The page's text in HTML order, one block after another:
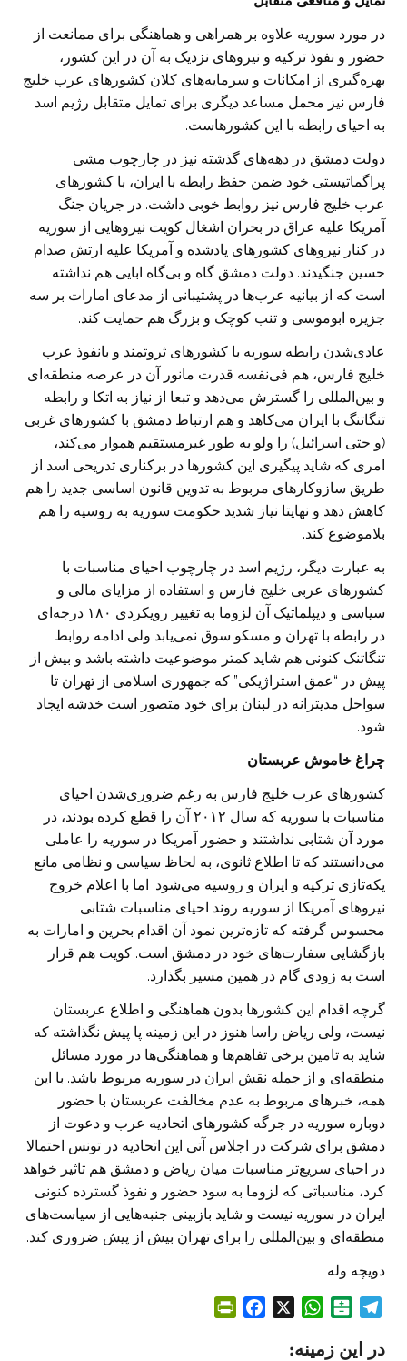
در مورد سوریه علاوه بر همراهی و هماهنگی برای ممانعت از
حضور و نفوذ ترکیه و نیروهای نزدیک به آن در این کشور،
بهره‌گیری از امکانات و سرمایه‌های کلان کشورهای عرب خلیج
فارس نیز محمل مساعد دیگری برای تمایل متقابل رژیم اسد
به احیای رابطه با این کشورهاست.
دولت دمشق در دهه‌های گذشته نیز در چارچوب مشی
پراگماتیستی خود ضمن حفظ رابطه با ایران، با کشورهای
عرب خلیج فارس نیز روابط خوبی داشت. در جریان جنگ
آمریکا علیه عراق در بحران اشغال کویت نیروهایی از سوریه
در کنار نیروهای کشورهای یادشده و آمریکا علیه ارتش صدام
حسین جنگیدند. دولت دمشق گاه و بی‌گاه ابایی هم نداشته
است که از بیانیه عرب‌ها در پشتیبانی از مدعای امارات بر سه
جزیره ابوموسی و تنب کوچک و بزرگ هم حمایت کند.
عادی‌شدن رابطه سوریه با کشورهای ثروتمند و بانفوذ عرب
خلیج فارس، هم فی‌نفسه قدرت مانور آن در عرصه منطقه‌ای
و بین‌المللی را گسترش می‌دهد و تبعا از نیاز به اتکا و رابطه
تنگاتنگ با ایران می‌کاهد و هم ارتباط دمشق با کشورهای غربی
(و حتی اسرائیل) را ولو به طور غیرمستقیم هموار می‌کند،
امری که شاید پیگیری این کشورها در برکناری تدریحی اسد از
طریق سازوکارهای مربوط به تدوین قانون اساسی جدید را هم
کاهش دهد و نهایتا نیاز شدید حکومت سوریه به روسیه را هم
بلاموضوع کند.
به عبارت دیگر، رژیم اسد در چارچوب احیای مناسبات با
کشورهای عربی خلیج فارس و استفاده از مزایای مالی و
سیاسی و دیپلماتیک آن لزوما به تغییر رویکردی ۱۸۰ درجه‌ای
در رابطه با تهران و مسکو سوق نمی‌یابد ولی ادامه روابط
تنگاتنک کنونی هم شاید کمتر موضوعیت داشته باشد و بیش از
پیش در “عمق استراژیکی” که جمهوری اسلامی از تهران تا
سواحل مدیترانه در لبنان برای خود متصور است خدشه ایجاد
شود.
چراغ خاموش عربستان
کشورهای عرب خلیج فارس به رغم ضروری‌شدن احیای
مناسبات با سوریه که سال ۲۰۱۲ آن را قطع کرده بودند، در
مورد آن شتابی نداشتند و حضور آمریکا در سوریه را عاملی
می‌دانستند که تا اطلاع ثانوی، به لحاظ سیاسی و نظامی مانع
یکه‌تازی ترکیه و ایران و روسیه می‌شود. اما با اعلام خروج
نیروهای آمریکا از سوریه روند احیای مناسبات شتابی
محسوس گرفته که تازه‌ترین نمود آن اقدام بحرین و امارات به
بازگشایی سفارت‌های خود در دمشق است. کویت هم قرار
است به زودی گام در همین مسیر بگذارد.
گرچه اقدام این کشورها بدون هماهنگی و اطلاع عربستان
نیست، ولی ریاض راسا هنوز در این زمینه پا پیش نگذاشته که
شاید به تامین برخی تفاهم‌ها و هماهنگی‌ها در مورد مسائل
منطقه‌ای و از جمله نقش ایران در سوریه مربوط باشد. با این
همه، خبرهای مربوط به عدم مخالفت عربستان با حضور
دوباره سوریه در جرگه کشورهای اتحادیه عرب و دعوت از
دمشق برای شرکت در اجلاس آتی این اتحادیه در تونس احتمالا
در احیای سریع‌تر مناسبات میان ریاض و دمشق هم تاثیر خواهد
کرد، مناسباتی که لزوما به سود حضور و نفوذ گسترده کنونی
ایران در سوریه نیست و شاید بازبینی جنبه‌هایی از سیاست‌های
منطقه‌ای و بین‌المللی را برای تهران بیش از پیش ضروری کند.
دویچه وله
l
W
a
در این زمینه: